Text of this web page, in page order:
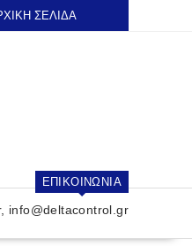
ΣΕΛΙΔΑ
ΕΠΙΚΟΙΝΩΝΙΑ
, info@deltacontrol.gr